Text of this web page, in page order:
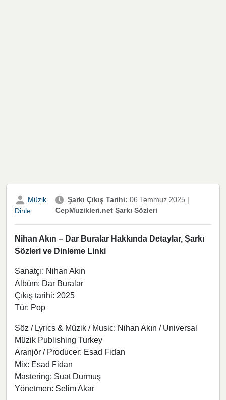
Müzik
Dinle
Şarkı Çıkış Tarihi: 06 Temmuz 2025 |
CepMuzikleri.net Şarkı Sözleri
Nihan Akın – Dar Buralar Hakkında Detaylar, Şarkı
Sözleri ve Dinleme Linki
Sanatçı: Nihan Akın
Albüm: Dar Buralar
Çıkış tarihi: 2025
Tür: Pop
Söz / Lyrics & Müzik / Music: Nihan Akın / Universal
Müzik Publishing Turkey
Aranjör / Producer: Esad Fidan
Mix: Esad Fidan
Mastering: Suat Durmuş
Yönetmen: Selim Akar